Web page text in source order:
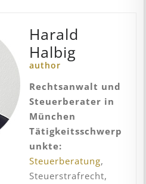
Harald
Halbig
author
Rechtsanwalt und
Steuerberater in
München
Tätigkeitsschwerp
unkte:
Steuerberatung,
Steuerstrafrecht,